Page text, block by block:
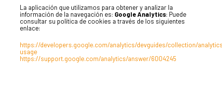
La aplicación que utilizamos para obtener y analizar la
información de la navegación es: Google Analytics: Puede
consultar su política de cookies a través de los siguientes
enlace:
https://developers.google.com/analytics/devguides/collection/
usage
https://support.google.com/analytics/answer/6004245
C/Poeta Alberola, 23-21
46018 València.
646 375 175
info@ladulaparticipacio.com